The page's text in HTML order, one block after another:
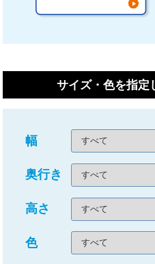
サイズ・色を指定
幅
奥行き
高さ
色